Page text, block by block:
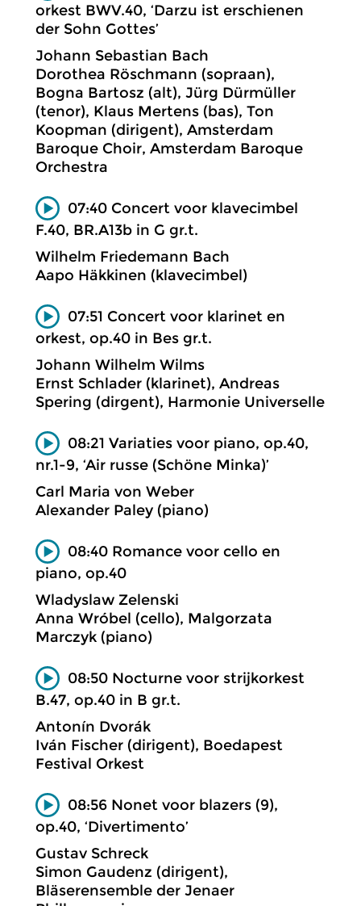
orkest BWV.40, ‘Darzu ist erschienen
der Sohn Gottes’
Johann Sebastian Bach
Dorothea Röschmann (sopraan),
Bogna Bartosz (alt), Jürg Dürmüller
(tenor), Klaus Mertens (bas), Ton
Koopman (dirigent), Amsterdam
Baroque Choir, Amsterdam Baroque
Orchestra
07:40 Concert voor klavecimbel
F.40, BR.A13b in G gr.t.
Wilhelm Friedemann Bach
Aapo Häkkinen (klavecimbel)
07:51 Concert voor klarinet en
orkest, op.40 in Bes gr.t.
Johann Wilhelm Wilms
Ernst Schlader (klarinet), Andreas
Spering (dirgent), Harmonie Universelle
08:21 Variaties voor piano, op.40,
nr.1-9, ‘Air russe (Schöne Minka)’
Carl Maria von Weber
Alexander Paley (piano)
08:40 Romance voor cello en
piano, op.40
Wladyslaw Zelenski
Anna Wróbel (cello), Malgorzata
Marczyk (piano)
08:50 Nocturne voor strijkorkest
B.47, op.40 in B gr.t.
Antonín Dvorák
Iván Fischer (dirigent), Boedapest
Festival Orkest
08:56 Nonet voor blazers (9),
op.40, ‘Divertimento’
Gustav Schreck
Simon Gaudenz (dirigent),
Bläserensemble der Jenaer